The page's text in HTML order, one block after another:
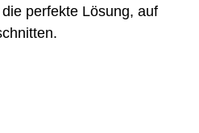
perfekte Lösung, auf